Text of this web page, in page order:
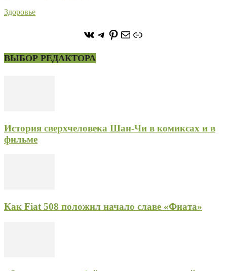
Здоровье
https://vk.com/
https://t.me/stoneforest
https://
ПочтаСсылка
ВЫБОР РЕДАКТОРА
История сверхчеловека Шан-Чи в комиксах и в
фильме
Как Fiat 508 положил начало славе «Фиата»